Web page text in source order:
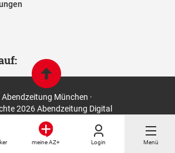
meine AZ+ Login Menü
München ·
2026 Abendzeitung Digital